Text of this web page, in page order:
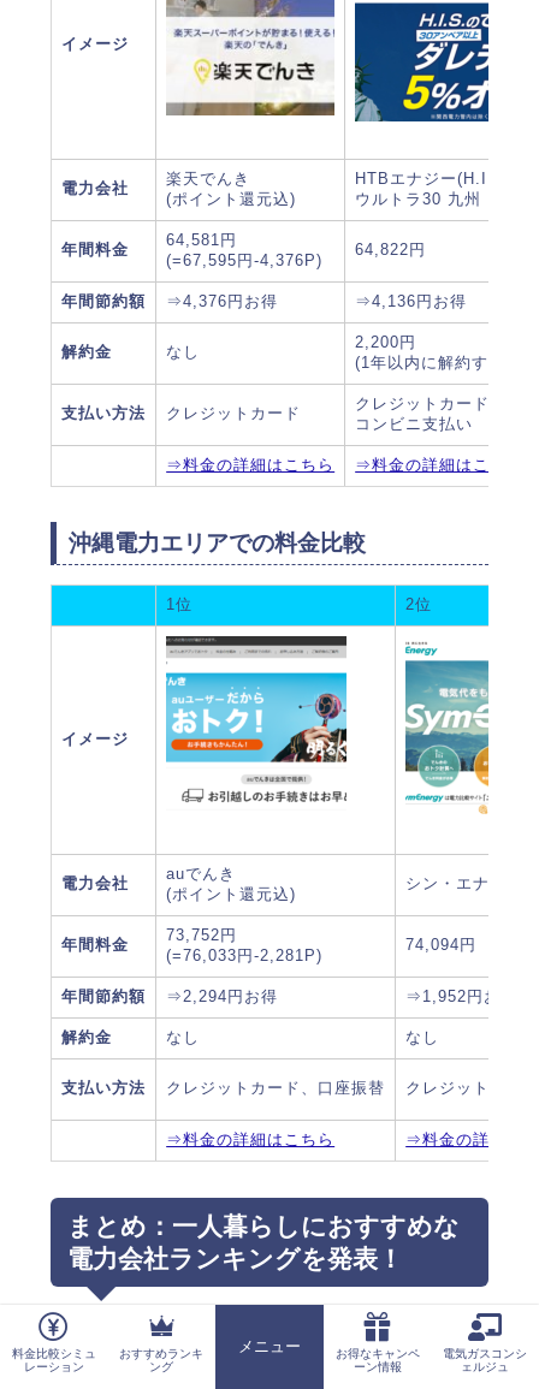
イメージ
電力会社
楽天でんき
(ポイント還元込)
HTBエナジー(H.I.Sで
ウルトラ30 九州
年間料金
64,581円
(=67,595円-4,376P)
64,822円
年間節約額 ⇒4,376円お得 ⇒4,136円お得
解約金 なし
2,200円
(1年以内に解約すると)
支払い方法 クレジットカード
クレジットカード、口
コンビニ支払い
⇒料金の詳細はこちら ⇒料金の詳細はこちら
沖縄電力エリアでの料金比較
1位 2位
イメージ
電力会社
auでんき
(ポイント還元込)
シン・エナジー
年間料金
73,752円
(=76,033円-2,281P)
74,094円
年間節約額 ⇒2,294円お得 ⇒1,952円お得
解約金 なし なし
支払い方法 クレジットカード、口座振替 クレジットカー
⇒料金の詳細はこちら ⇒料金の詳細は
まとめ：一人暮らしにおすすめな
電力会社ランキングを発表！
各エリアごとの一人暮らしの場合、年間電気
代、節約額をまとめてみました。
料金比較シミュ
レーション
おすすめランキ
ング
メニュー
お得なキャンペ
ーン情報
電気ガスコンシ
ェルジュ